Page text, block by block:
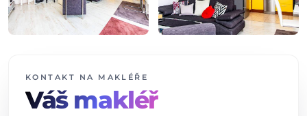
KONTAKT NA MAKLÉŘE
Váš makléř